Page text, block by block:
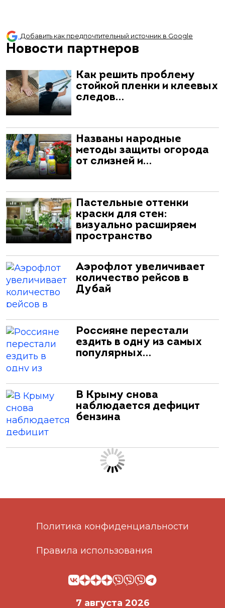
Добавить как предпочтительный источник в Google
Новости партнеров
Как решить проблему
стойкой пленки и клеевых
следов…
Названы народные
методы защиты огорода
от слизней и…
Пастельные оттенки
краски для стен:
визуально расширяем
пространство
Аэрофлот увеличивает
количество рейсов в
Дубай
Россияне перестали
ездить в одну из самых
популярных…
В Крыму снова
наблюдается дефицит
бензина
Политика конфиденциальности
Правила использования
7 августа 2026